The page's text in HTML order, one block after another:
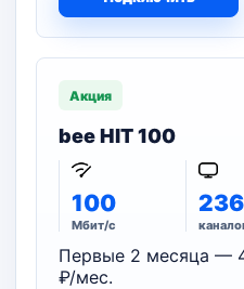
Акция
bee HIT 100
100
Мбит/с
236
Первые 2 месяца —
₽/мес.